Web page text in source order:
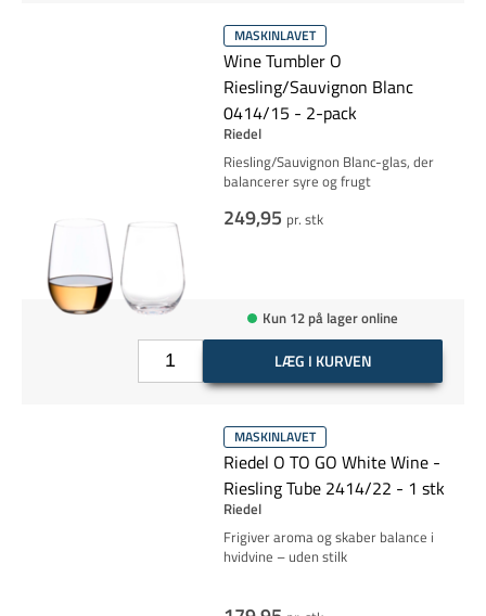
MASKINLAVET
Wine Tumbler O
Riesling/Sauvignon Blanc
0414/15 - 2-pack
Riedel
Riesling/Sauvignon Blanc-glas, der
balancerer syre og frugt
249,95 pr. stk
Kun 12 på lager online
LÆG I KURVEN
MASKINLAVET
Riedel O TO GO White Wine -
Riesling Tube 2414/22 - 1 stk
Riedel
Frigiver aroma og skaber balance i
hvidvine – uden stilk